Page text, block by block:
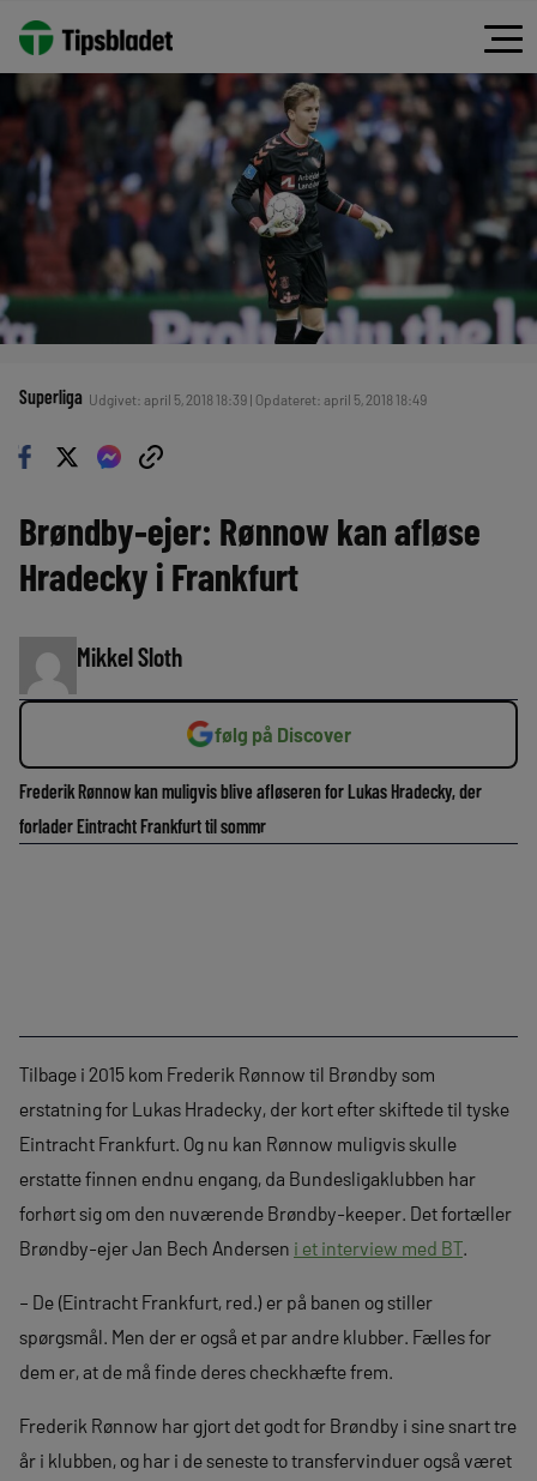
Superliga Udgivet: april 5, 2018 18:39 | Opdateret: april 5, 2018 18:49
Brøndby-ejer: Rønnow kan afløse
Hradecky i Frankfurt
Mikkel Sloth
følg på Discover
Frederik Rønnow kan muligvis blive afløseren for Lukas Hradecky, der
forlader Eintracht Frankfurt til sommr
Tilbage i 2015 kom Frederik Rønnow til Brøndby som
erstatning for Lukas Hradecky, der kort efter skiftede til tyske
Eintracht Frankfurt. Og nu kan Rønnow muligvis skulle
erstatte finnen endnu engang, da Bundesligaklubben har
forhørt sig om den nuværende Brøndby-keeper. Det fortæller
Brøndby-ejer Jan Bech Andersen i et interview med BT.
– De (Eintracht Frankfurt, red.) er på banen og stiller
spørgsmål. Men der er også et par andre klubber. Fælles for
dem er, at de må finde deres checkhæfte frem.
Frederik Rønnow har gjort det godt for Brøndby i sine snart tre
år i klubben, og har i de seneste to transfervinduer også været